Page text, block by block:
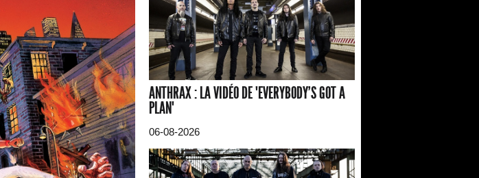
ANTHRAX : LA VIDÉO DE "EVERYBODY'S GOT A
PLAN"
06-08-2026